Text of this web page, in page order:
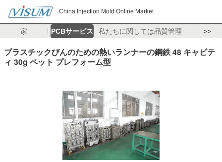
China Injection Mold Online Market
家 PCBサービス 私たちに関しては品質管理 >>
プラスチックびんのための熱いランナーの鋼鉄 48 キャビテ
ィ 30g ペット プレフォーム型